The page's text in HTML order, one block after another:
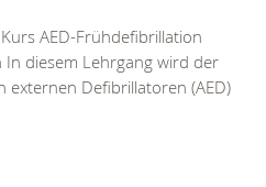
AED-Frühdefibrillation
diesem Lehrgang wird der
externen Defibrillatoren (AED)